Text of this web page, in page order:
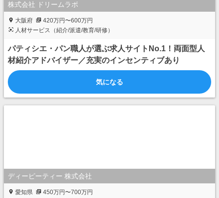
株式会社 ドリームラボ
大阪府
420万円〜600万円
人材サービス（紹介/派遣/教育/研修）
パティシエ・パン職人が選ぶ求人サイトNo.1！両面型人
材紹介アドバイザー／充実のインセンティブあり
気になる
ディーピーティー 株式会社
愛知県
450万円〜700万円